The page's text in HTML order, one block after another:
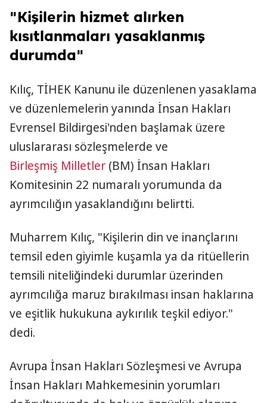
"Kişilerin hizmet alırken
kısıtlanmaları yasaklanmış
durumda"
Kılıç, TİHEK Kanunu ile düzenlenen yasaklama
ve düzenlemelerin yanında İnsan Hakları
Evrensel Bildirgesi'nden başlamak üzere
uluslararası sözleşmelerde ve
Birleşmiş Milletler (BM) İnsan Hakları
Komitesinin 22 numaralı yorumunda da
ayrımcılığın yasaklandığını belirtti.
Muharrem Kılıç, "Kişilerin din ve inançlarını
temsil eden giyimle kuşamla ya da ritüellerin
temsili niteliğindeki durumlar üzerinden
ayrımcılığa maruz bırakılması insan haklarına
ve eşitlik hukukuna aykırılık teşkil ediyor."
dedi.
Avrupa İnsan Hakları Sözleşmesi ve Avrupa
İnsan Hakları Mahkemesinin yorumları